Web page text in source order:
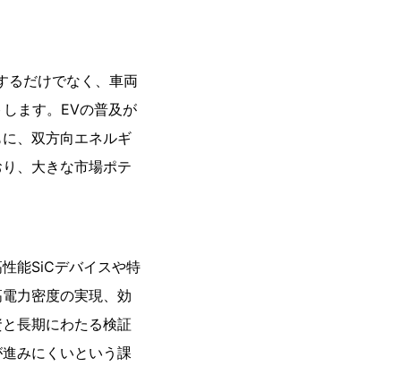
るだけでなく、車両
ます。EVの普及が
、双方向エネルギ
、大きな市場ポテ
能SiCデバイスや特
力密度の実現、効
長期にわたる検証
みにくいという課